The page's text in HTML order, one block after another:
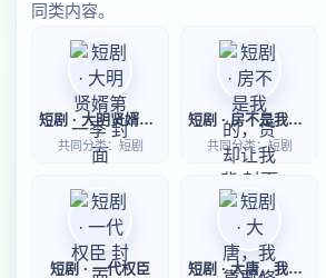
同类内容。
短剧 · 大明贤婿第一季
共同分类：短剧
短剧 · 房不是我的，贷却让我背
共同分类：短剧
短剧 · 一代权臣 短剧 · 大唐，我靠邪修卷疯百官